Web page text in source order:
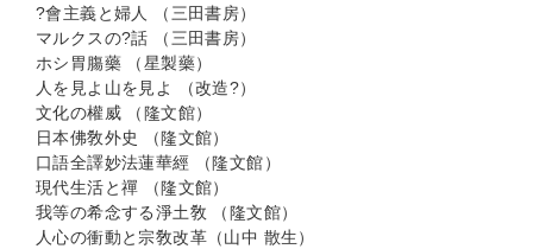
?會主義と婦人 （三田書房）
マルクスの?話 （三田書房）
ホシ胃膓藥 （星製藥）
人を見よ山を見よ （改造?）
文化の權威 （隆文館）
日本佛敎外史 （隆文館）
口語全譯妙法蓮華經 （隆文館）
現代生活と禪 （隆文館）
我等の希念する淨土敎 （隆文館）
人心の衝動と宗敎改革（山中 散生）